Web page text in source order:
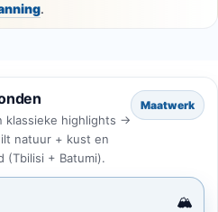
.
klassieke highlights →
natuur + kust en
(Tbilisi + Batumi).
Maatwerk
🏔️